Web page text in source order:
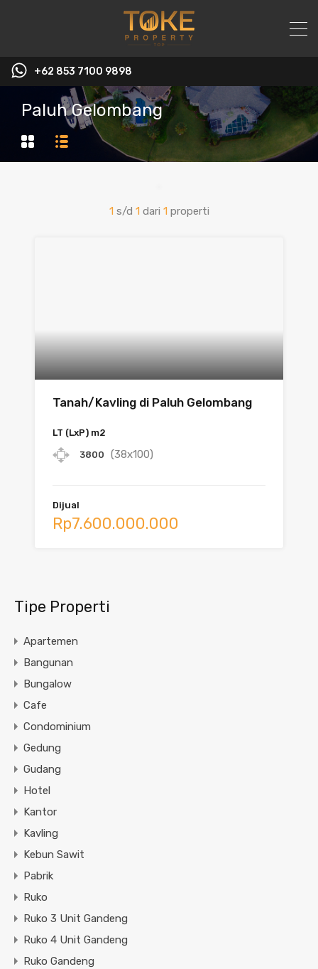
+62 853 7100 9898‬
Paluh Gelombang
1 s/d 1 dari 1 properti
Tanah/Kavling di Paluh Gelombang
LT (LxP) m2
3800 (38x100)
Dijual
Rp7.600.000.000
Tipe Properti
Apartemen
Bangunan
Bungalow
Cafe
Condominium
Gedung
Gudang
Hotel
Kantor
Kavling
Kebun Sawit
Pabrik
Ruko
Ruko 3 Unit Gandeng
Ruko 4 Unit Gandeng
Ruko Gandeng